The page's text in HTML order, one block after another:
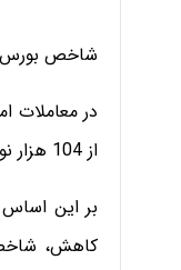
شاخص بورس و اوراق
از 104 هزار نوبت معاملاتی داد و ستد شد.